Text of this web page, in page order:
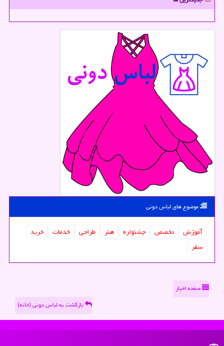
موضوع های لباس دونی
آموزش تخصص جشنواره هنر طراحی خدمات
خرید
سفر
صفحه اخبار
بازگشت به لباس دونی (خانه)